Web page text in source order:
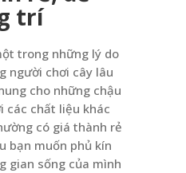
trí
trong những lý do
người chơi cây lâu
cho những chậu
các chất liệu khác
có giá thành rẻ
bạn muốn phủ kín
gian sống của mình